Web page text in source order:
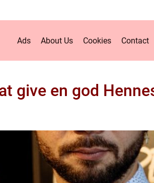
Ads About Us Cookies Contact
give en god